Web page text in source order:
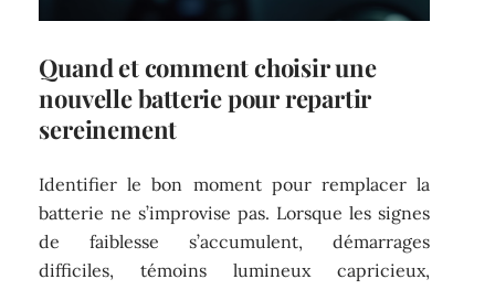
Quand et comment choisir une
nouvelle batterie pour repartir
sereinement
Identifier le bon moment pour remplacer la
batterie ne s’improvise pas. Lorsque les signes
de faiblesse s’accumulent, démarrages
difficiles, témoins lumineux capricieux,